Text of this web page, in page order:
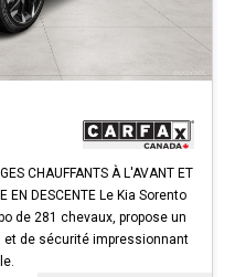
CHAUFFANTS À L'AVANT ET
EN DESCENTE Le Kia Sorento
de 281 chevaux, propose un
de sécurité impressionnant